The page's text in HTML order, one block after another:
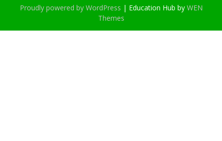
Proudly powered by WordPress | Education Hub by WEN
Themes